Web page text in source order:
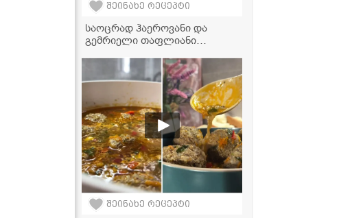
შეინახე რეცეპტი
საოცრად ჰაეროვანი და
გემრიელი თაფლიანი
შეინახე რეცეპტი